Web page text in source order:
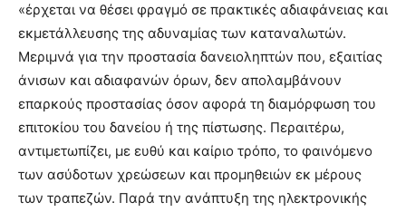
«έρχεται να θέσει φραγμό σε πρακτικές αδιαφάνειας και
εκμετάλλευσης της αδυναμίας των καταναλωτών.
Μεριμνά για την προστασία δανειοληπτών που, εξαιτίας
άνισων και αδιαφανών όρων, δεν απολαμβάνουν
επαρκούς προστασίας όσον αφορά τη διαμόρφωση του
επιτοκίου του δανείου ή της πίστωσης. Περαιτέρω,
αντιμετωπίζει, με ευθύ και καίριο τρόπο, το φαινόμενο
των ασύδοτων χρεώσεων και προμηθειών εκ μέρους
των τραπεζών. Παρά την ανάπτυξη της ηλεκτρονικής